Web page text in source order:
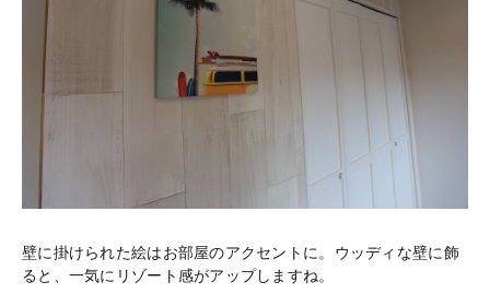
壁に掛けられた絵はお部屋のアクセントに。ウッディな壁に飾
ると、一気にリゾート感がアップしますね。